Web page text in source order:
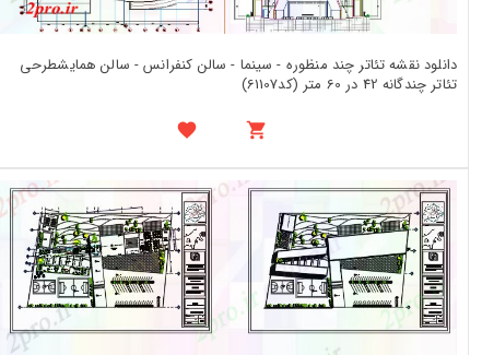
دانلود نقشه تئاتر چند منظوره - سینما - سالن کنفرانس - سالن همایشطرحی
تئاتر چندگانه 42 در 60 متر (کد61107)